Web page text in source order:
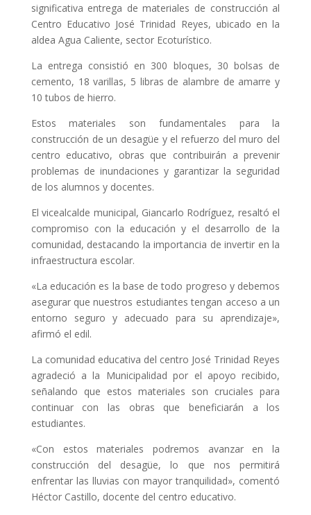
significativa entrega de materiales de construcción al
Centro Educativo José Trinidad Reyes, ubicado en la
aldea Agua Caliente, sector Ecoturístico.
La entrega consistió en 300 bloques, 30 bolsas de
cemento, 18 varillas, 5 libras de alambre de amarre y
10 tubos de hierro.
Estos materiales son fundamentales para la
construcción de un desagüe y el refuerzo del muro del
centro educativo, obras que contribuirán a prevenir
problemas de inundaciones y garantizar la seguridad
de los alumnos y docentes.
El vicealcalde municipal, Giancarlo Rodríguez, resaltó el
compromiso con la educación y el desarrollo de la
comunidad, destacando la importancia de invertir en la
infraestructura escolar.
«La educación es la base de todo progreso y debemos
asegurar que nuestros estudiantes tengan acceso a un
entorno seguro y adecuado para su aprendizaje»,
afirmó el edil.
La comunidad educativa del centro José Trinidad Reyes
agradeció a la Municipalidad por el apoyo recibido,
señalando que estos materiales son cruciales para
continuar con las obras que beneficiarán a los
estudiantes.
«Con estos materiales podremos avanzar en la
construcción del desagüe, lo que nos permitirá
enfrentar las lluvias con mayor tranquilidad», comentó
Héctor Castillo, docente del centro educativo.